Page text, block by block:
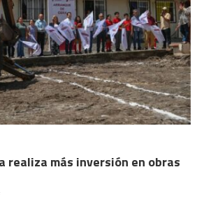
realiza más inversión en obras